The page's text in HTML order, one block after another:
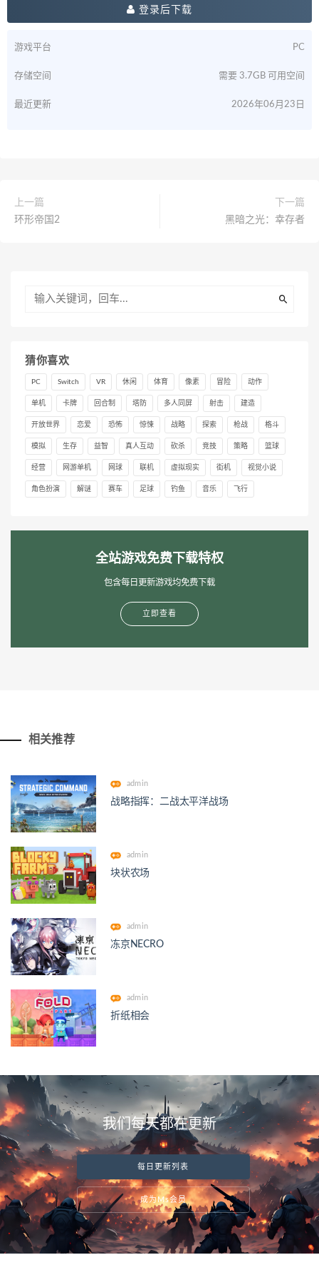
登录后下载
游戏平台 PC
存储空间 需要 3.7GB 可用空间
最近更新 2026年06月23日
上一篇
环形帝国2
下一篇
黑暗之光：幸存者
猜你喜欢
PC Switch VR 休闲 体育 像素 冒险 动作
单机 卡牌 回合制 塔防 多人同屏 射击 建造
开放世界 恋爱 恐怖 惊悚 战略 探索 枪战 格斗
模拟 生存 益智 真人互动 砍杀 竞技 策略 篮球
经营 网游单机 网球 联机 虚拟现实 街机 视觉小说
角色扮演 解谜 赛车 足球 钓鱼 音乐 飞行
全站游戏免费下载特权
包含每日更新游戏均免费下载
立即查看
相关推荐
admin
战略指挥：二战太平洋战场
admin
块状农场
admin
冻京NECRO
admin
折纸相会
我们每天都在更新
每日更新列表
成为Ms会员